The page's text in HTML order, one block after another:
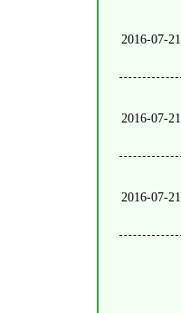
2016-07-21
2016-07-21
2016-07-21